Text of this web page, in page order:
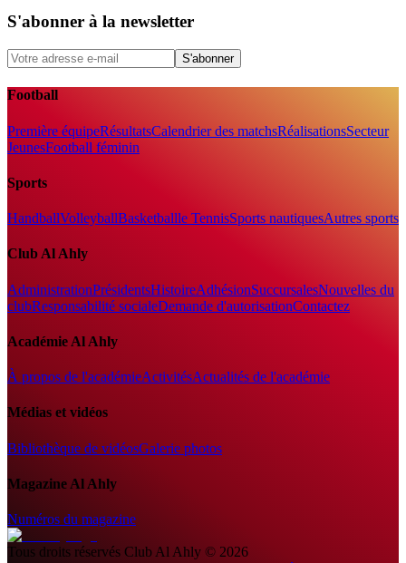
S'abonner à la newsletter
S'abonner
Football
Première équipeRésultatsCalendrier des matchsRéalisationsSecteur
JeunesFootball féminin
Sports
HandballVolleyballBasketballle TennisSports nautiquesAutres sports
Club Al Ahly
AdministrationPrésidentsHistoireAdhésionSuccursalesNouvelles du
clubResponsabilité socialeDemande d'autorisationContactez
Académie Al Ahly
À propos de l'académieActivitésActualités de l'académie
Médias et vidéos
Bibliothèque de vidéosGalerie photos
Magazine Al Ahly
Numéros du magazine
Tous droits réservés Club Al Ahly © 2026